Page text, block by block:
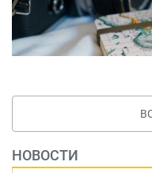
НОВОСТИ